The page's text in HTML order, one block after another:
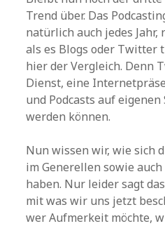
Trend über. Das
natürlich auch jedes
als es Blogs oder Twitter
hier der Vergleich. Denn
Dienst, eine
und Podcasts auf
werden können.
Nun wissen wir, wie sich
im Generellen sowie
haben. Nur leider sagt
mit was wir uns jetzt
wer Aufmerkeit möchte,